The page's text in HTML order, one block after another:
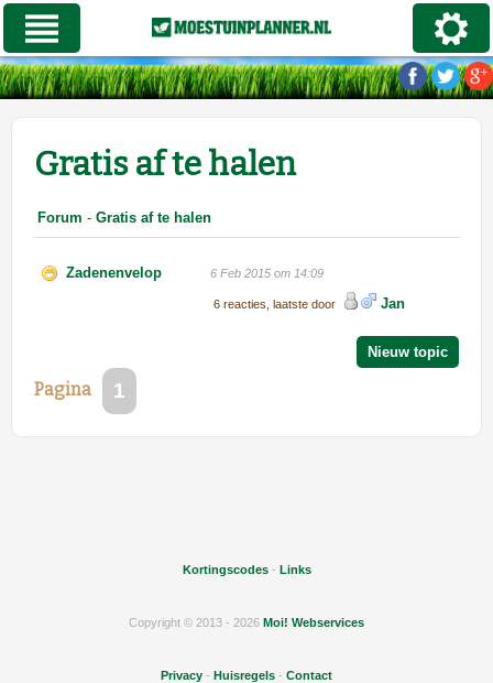
Gratis af te halen
Forum - Gratis af te halen
Zadenenvelop 6 Feb 2015 om 14:09
6 reacties, laatste door Jan
Pagina 1
Kortingscodes- Links
Copyright © 2013 - 2026 Moi! Webservices
Privacy - Huisregels - Contact